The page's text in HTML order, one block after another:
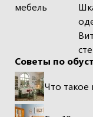
мебель
Советы по
Что такое